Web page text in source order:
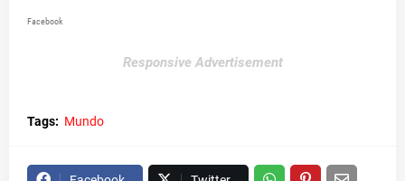
Facebook
Responsive Advertisement
Tags: Mundo